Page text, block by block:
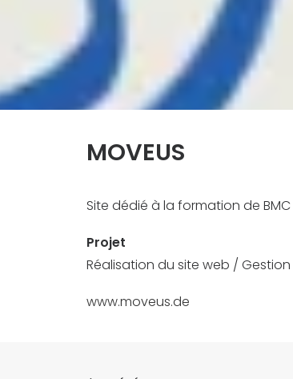
MOVEUS
Site dédié à la formation de
Projet
Réalisation du site web /
www.moveus.de